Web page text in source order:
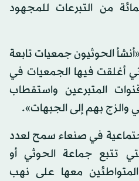
30 في المائة من التبرعات للمجهود
الحوثيون جمعيات تابعة
أغلقت فيها الجمعيات في
المتبرعين واستقطاب
بهم إلى الجبهات».
في صنعاء سمح لعدد
تتبع جماعة الحوثي أو
معها على نهب